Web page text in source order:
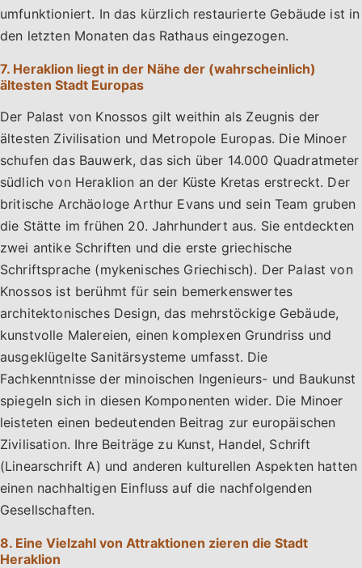
umfunktioniert. In das kürzlich restaurierte Gebäude ist in
den letzten Monaten das Rathaus eingezogen.
7. Heraklion liegt in der Nähe der (wahrscheinlich)
ältesten Stadt Europas
Der Palast von Knossos gilt weithin als Zeugnis der
ältesten Zivilisation und Metropole Europas. Die Minoer
schufen das Bauwerk, das sich über 14.000 Quadratmeter
südlich von Heraklion an der Küste Kretas erstreckt. Der
britische Archäologe Arthur Evans und sein Team gruben
die Stätte im frühen 20. Jahrhundert aus. Sie entdeckten
zwei antike Schriften und die erste griechische
Schriftsprache (mykenisches Griechisch). Der Palast von
Knossos ist berühmt für sein bemerkenswertes
architektonisches Design, das mehrstöckige Gebäude,
kunstvolle Malereien, einen komplexen Grundriss und
ausgeklügelte Sanitärsysteme umfasst. Die
Fachkenntnisse der minoischen Ingenieurs- und Baukunst
spiegeln sich in diesen Komponenten wider. Die Minoer
leisteten einen bedeutenden Beitrag zur europäischen
Zivilisation. Ihre Beiträge zu Kunst, Handel, Schrift
(Linearschrift A) und anderen kulturellen Aspekten hatten
einen nachhaltigen Einfluss auf die nachfolgenden
Gesellschaften.
8. Eine Vielzahl von Attraktionen zieren die Stadt
Heraklion